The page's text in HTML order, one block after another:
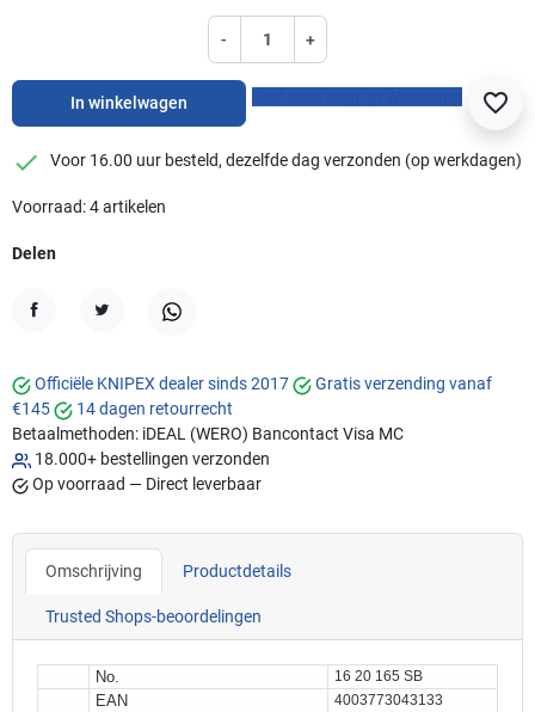
- +
In winkelwagen favorite_border
checkmark
Voor 16.00 uur besteld, dezelfde dag verzonden (op werkdagen)
Voorraad: 4 artikelen
Delen
Officiële KNIPEX dealer sinds 2017
Gratis verzending vanaf
€145
14 dagen retourrecht
Betaalmethoden: iDEAL (WERO) Bancontact Visa MC
18.000+ bestellingen verzonden
Op voorraad — Direct leverbaar
Omschrijving Productdetails
Trusted Shops-beoordelingen
No. 16 20 165 SB
EAN 4003773043133